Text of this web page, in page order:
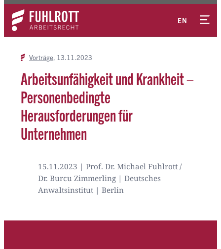
Zum
Inhalt
springen
EN
Kontakt
Vorträge 13.11.2023
Arbeitsunfähigkeit und Krankheit –
Personenbedingte
Herausforderungen für
Unternehmen
15.11.2023 | Prof. Dr. Michael Fuhlrott /
Dr. Burcu Zimmerling | Deutsches
Anwaltsinstitut | Berlin